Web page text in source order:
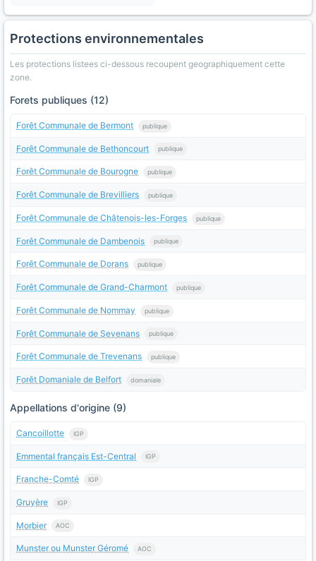
Protections environnementales
Les protections listees ci-dessous recoupent geographiquement cette
zone.
Forets publiques (12)
Forêt Communale de Bermont publique
Forêt Communale de Bethoncourt publique
Forêt Communale de Bourogne publique
Forêt Communale de Brevilliers publique
Forêt Communale de Châtenois-les-Forges publique
Forêt Communale de Dambenois publique
Forêt Communale de Dorans publique
Forêt Communale de Grand-Charmont publique
Forêt Communale de Nommay publique
Forêt Communale de Sevenans publique
Forêt Communale de Trevenans publique
Forêt Domaniale de Belfort domaniale
Appellations d'origine (9)
Cancoillotte IGP
Emmental français Est-Central IGP
Franche-Comté IGP
Gruyère IGP
Morbier AOC
Munster ou Munster Géromé AOC